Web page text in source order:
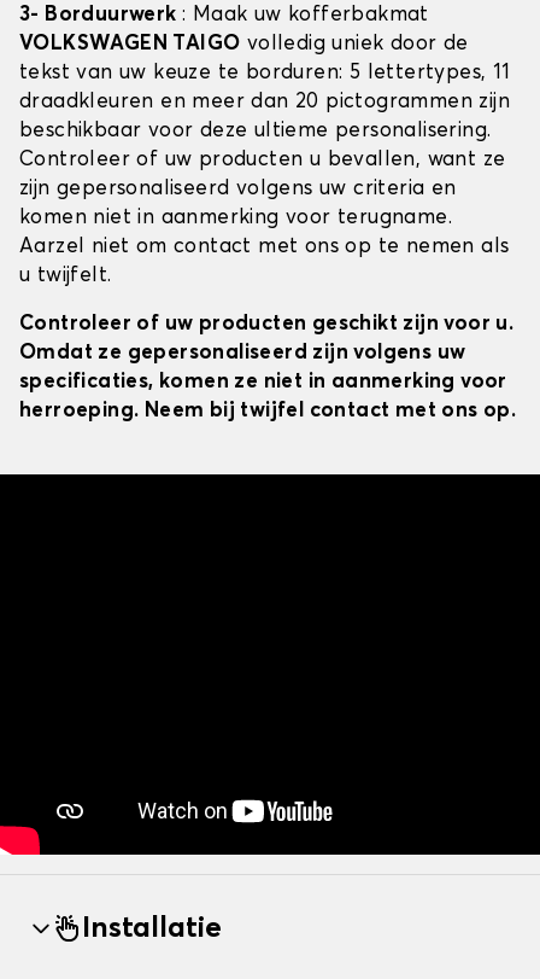
3- Borduurwerk : Maak uw kofferbakmat
VOLKSWAGEN TAIGO volledig uniek door de
tekst van uw keuze te borduren: 5 lettertypes, 11
draadkleuren en meer dan 20 pictogrammen zijn
beschikbaar voor deze ultieme personalisering.
Controleer of uw producten u bevallen, want ze
zijn gepersonaliseerd volgens uw criteria en
komen niet in aanmerking voor terugname.
Aarzel niet om contact met ons op te nemen als
u twijfelt.
Controleer of uw producten geschikt zijn voor u.
Omdat ze gepersonaliseerd zijn volgens uw
specificaties, komen ze niet in aanmerking voor
herroeping. Neem bij twijfel contact met ons op.
Installatie